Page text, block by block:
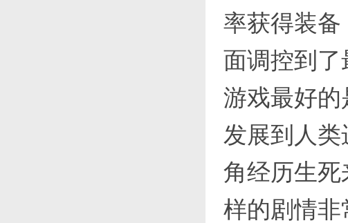
率获得装
面调控到了
游戏最好
发展到人
角经历生
样的剧情